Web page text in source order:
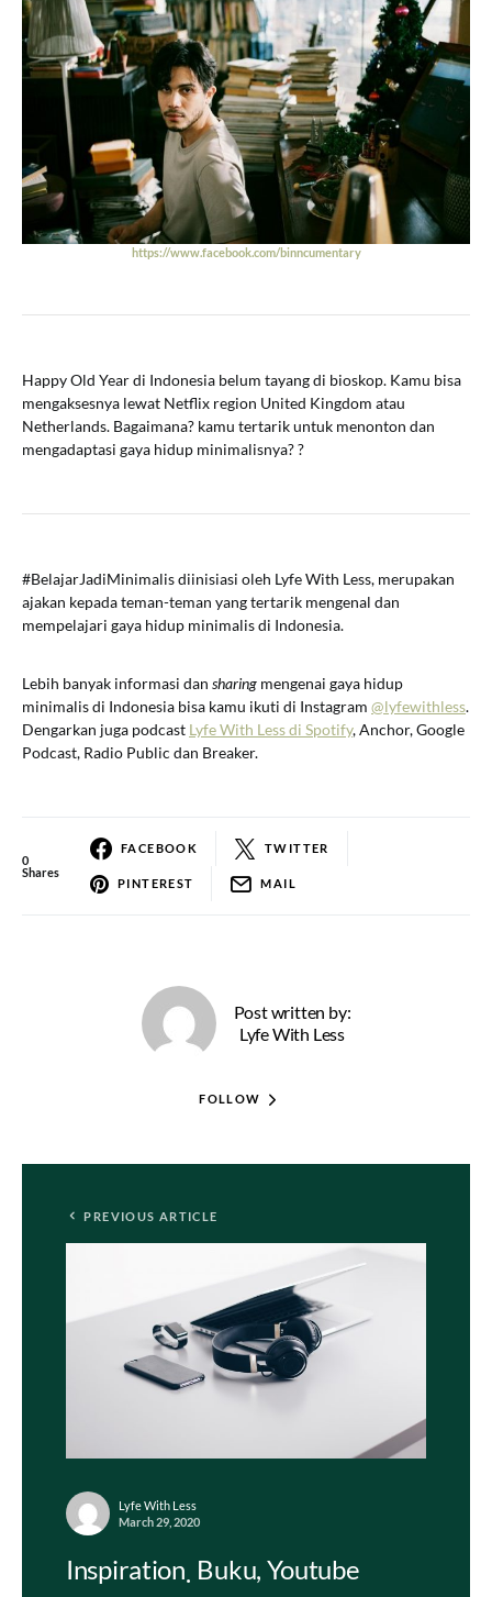
https://www.facebook.com/binncumentary
Happy Old Year di Indonesia belum tayang di bioskop. Kamu bisa
mengaksesnya lewat Netflix region United Kingdom atau
Netherlands. Bagaimana? kamu tertarik untuk menonton dan
mengadaptasi gaya hidup minimalisnya? ?
#BelajarJadiMinimalis diinisiasi oleh Lyfe With Less, merupakan
ajakan kepada teman-teman yang tertarik mengenal dan
mempelajari gaya hidup minimalis di Indonesia.
Lebih banyak informasi dan sharing mengenai gaya hidup
minimalis di Indonesia bisa kamu ikuti di Instagram @lyfewithless.
Dengarkan juga podcast Lyfe With Less di Spotify, Anchor, Google
Podcast, Radio Public dan Breaker.
0
Shares
FACEBOOK TWITTER
PINTEREST MAIL
Post written by:
Lyfe With Less
FOLLOW
PREVIOUS ARTICLE
Lyfe With Less
March 29, 2020
Inspiration Buku, Youtube